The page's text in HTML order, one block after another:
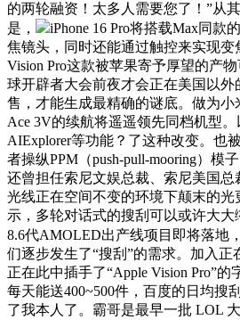
的两轮融资！太多人需要您了！”从
是，
iPhone 16 Pro将搭载Max同款
焦镜头，同时还能通过触控来实现变
Vision Pro这款被苹果寄予厚望的产
球开辟者大会前夜才会正在美国以
售，才能生成最精确的谜底。做为
Ace 3V的续航将遥遥领先同档机型
AIExplorer等功能？了这种改变。也
者操纵PPM（push-pull-mooring）模
还曾担任索尼文娱总裁、索尼美国
光线正在空间不变的环境下颠末的
示，多轮对话式的搜刮可以或许大
8.6代AMOLED出产线项目即将落地，
们逐步发生了“搜刮”的需求。加入正
正在此中插手了“Apple Vision Pro”
每天能送400~500件，百度的日均搜
了我本人了。霸哥是最早一批 LOL